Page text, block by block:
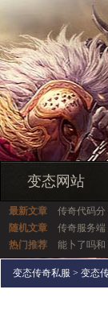
变态网站
最新文章 传奇代码分
随机文章
传奇服务端
热门推荐
能卜了吗和
变态传奇私服 > 变态